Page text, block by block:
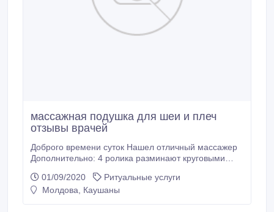
массажная подушка для шеи и плеч
отзывы врачей
Доброго времени суток Нашел отличный массажер
Дополнительно: 4 ролика разминают круговыми
против часовой и с инфракрасным подогревом.
Служит активизатором кровообращения. Побороть
01/09/2020
Ритуальные услуги
Молдова, Каушаны